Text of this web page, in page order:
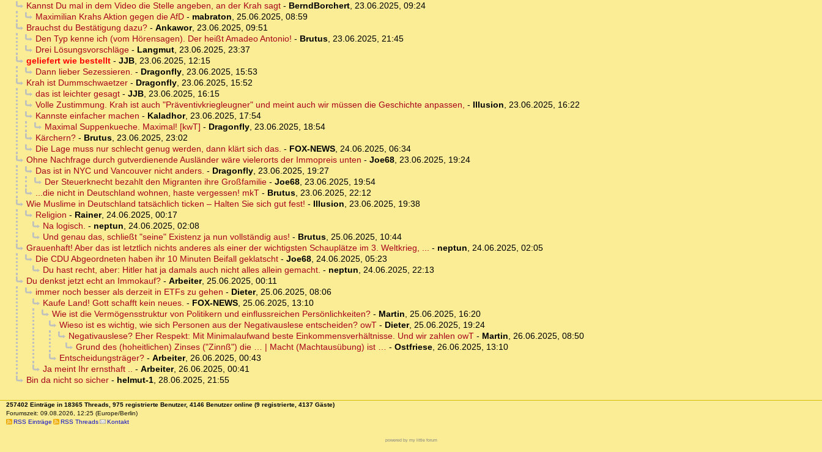
Kannst Du mal in dem Video die Stelle angeben, an der Krah sagt- BerndBorchert, 23.06.2025, 09:24
Maximilian Krahs Aktion gegen die AfD- mabraton, 25.06.2025, 08:59
Brauchst du Bestätigung dazu?- Ankawor, 23.06.2025, 09:51
Den Typ kenne ich (vom Hörensagen). Der heißt Amadeo Antonio! - Brutus, 23.06.2025, 21:45
Drei Lösungsvorschläge- Langmut, 23.06.2025, 23:37
geliefert wie bestellt- JJB, 23.06.2025, 12:15
Dann lieber Sezessieren. - Dragonfly, 23.06.2025, 15:53
Krah ist Dummschwaetzer- Dragonfly, 23.06.2025, 15:52
das ist leichter gesagt- JJB, 23.06.2025, 16:15
Volle Zustimmung. Krah ist auch "Präventivkriegleugner" und meint auch wir müssen die Geschichte anpassen, - Illusion, 23.06.2025, 16:22
Kannste einfacher machen - Kaladhor, 23.06.2025, 17:54
Maximal Suppenkueche. Maximal! [kwT] - Dragonfly, 23.06.2025, 18:54
Kärchern?- Brutus, 23.06.2025, 23:02
Die Lage muss nur schlecht genug werden, dann klärt sich das. - FOX-NEWS, 24.06.2025, 06:34
Ohne Nachfrage durch gutverdienende Ausländer wäre vielerorts der Immopreis unten - Joe68, 23.06.2025, 19:24
Das ist in NYC und Vancouver nicht anders. - Dragonfly, 23.06.2025, 19:27
Der Steuerknecht bezahlt den Migranten ihre Großfamilie- Joe68, 23.06.2025, 19:54
...die nicht in Deutschland wohnen, haste vergessen! mkT- Brutus, 23.06.2025, 22:12
Wie Muslime in Deutschland tatsächlich ticken – Halten Sie sich gut fest! - Illusion, 23.06.2025, 19:38
Religion - Rainer, 24.06.2025, 00:17
Na logisch. - neptun, 24.06.2025, 02:08
Und genau das, schließt "seine" Existenz ja nun vollständig aus! - Brutus, 25.06.2025, 10:44
Grauenhaft! Aber das ist letztlich nichts anderes als einer der wichtigsten Schauplätze im 3. Weltkrieg, ... - neptun, 24.06.2025, 02:05
Die CDU Abgeordneten haben ihr 10 Minuten Beifall geklatscht- Joe68, 24.06.2025, 05:23
Du hast recht, aber: Hitler hat ja damals auch nicht alles allein gemacht. - neptun, 24.06.2025, 22:13
Du denkst jetzt echt an Immokauf?- Arbeiter, 25.06.2025, 00:11
immer noch besser als derzeit in ETFs zu gehen - Dieter, 25.06.2025, 08:06
Kaufe Land! Gott schafft kein neues. - FOX-NEWS, 25.06.2025, 13:10
Wie ist die Vermögensstruktur von Politikern und einflussreichen Persönlichkeiten?- Martin, 25.06.2025, 16:20
Wieso ist es wichtig, wie sich Personen aus der Negativauslese entscheiden? owT- Dieter, 25.06.2025, 19:24
Negativauslese? Eher Respekt: Mit Minimalaufwand beste Einkommensverhältnisse. Und wir zahlen owT- Martin, 26.06.2025, 08:50
Grund des (hoheitlichen) Zinses ("Zinnß") die … | Macht (Machtausübung) ist … - Ostfriese, 26.06.2025, 13:10
Entscheidungsträger?- Arbeiter, 26.06.2025, 00:43
Ja meint Ihr ernsthaft .. - Arbeiter, 26.06.2025, 00:41
Bin da nicht so sicher- helmut-1, 28.06.2025, 21:55
257402 Einträge in 18365 Threads, 975 registrierte Benutzer, 4146 Benutzer online (9 registrierte, 4137 Gäste)
Forumszeit: 09.08.2026, 12:25 (Europe/Berlin)
RSS Einträge
RSS Threads Kontakt
powered by my little forum